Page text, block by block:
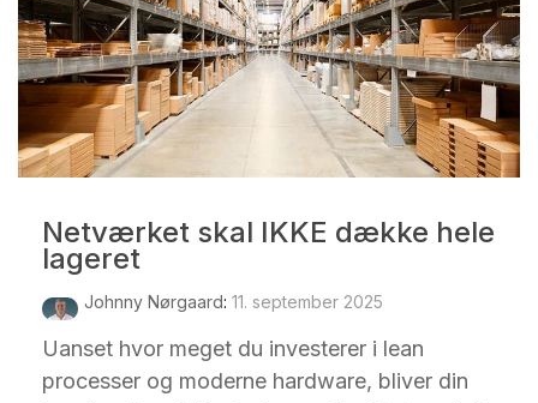
Netværket skal IKKE dække hele
lageret
Johnny Nørgaard: 11. september 2025
Uanset hvor meget du investerer i lean
processer og moderne hardware, bliver din